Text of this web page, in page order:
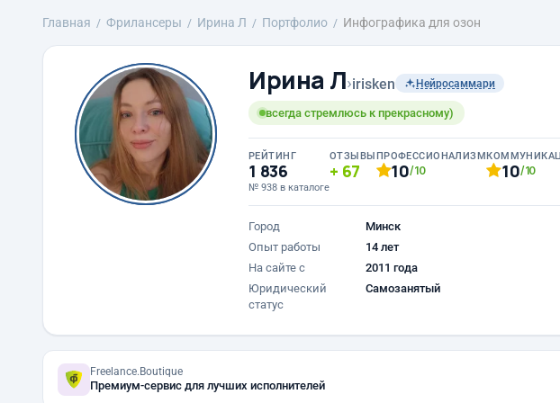
Главная Фрилансеры Ирина Л Портфолио Инфографика для озон
Ирина Л›irisken Нейросаммари
всегда стремлюсь к прекрасному)
РЕЙТИНГ
1 836
№ 938 в каталоге
ОТЗЫВЫ
67
ПРОФЕССИОНАЛИЗМ
10/10 10/10
Город
Минск
Опыт работы
14 лет
На сайте с
2011 года
Юридический
статус
Самозанятый
Freelance.Boutique
Премиум-сервис для лучших исполнителей